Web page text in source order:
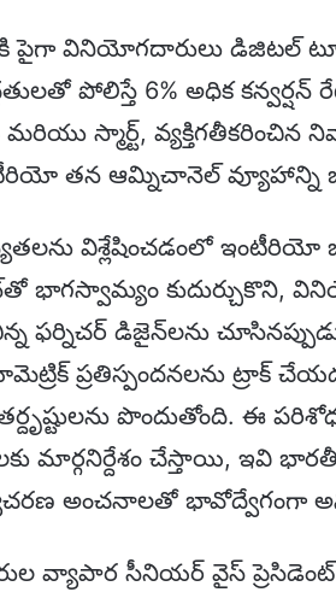
పైగా వినియోగదారులు డిజిటల్
పోలిస్తే 6% అధిక కన్వర్షన్
స్మార్ట్, వ్యక్తిగతీకరించిన
తన ఆమ్నిచానెల్ వ్యూహాన్ని
విశ్లేషించడంలో ఇంటీరియో
భాగస్వామ్యం కుదుర్చుకొని,
ఫర్నిచర్ డిజైన్‌లను
ప్రతిస్పందనలను ట్రాక్
పొందుతోంది. ఈ
మార్గనిర్దేశం చేస్తాయి, ఇవి
అంచనాలతో భావోద్వేగంగా
వ్యాపార సీనియర్ వైస్